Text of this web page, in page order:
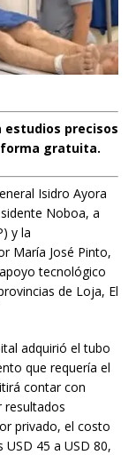
precisos
forma gratuita.
Isidro Ayora
Noboa, a
y la
María José Pinto,
tecnológico
de Loja, El
adquirió el tubo
que requería el
contar con
resultados
privado, el costo
45 a USD 80,